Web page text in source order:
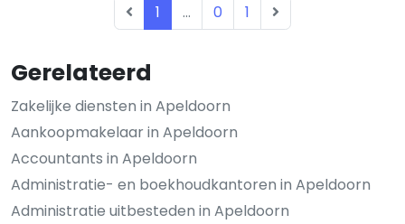
Gerelateerd
Zakelijke diensten in Apeldoorn
Aankoopmakelaar in Apeldoorn
Accountants in Apeldoorn
Administratie- en boekhoudkantoren in Apeldoorn
Administratie uitbesteden in Apeldoorn
1 ... 0 1